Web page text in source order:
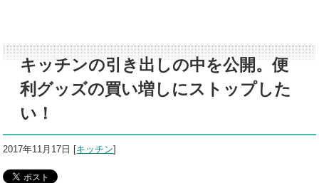
キッチンの引き出しの中を公開。便
利グッズの買い増しにストップした
い！
2017年11月17日 キッチン